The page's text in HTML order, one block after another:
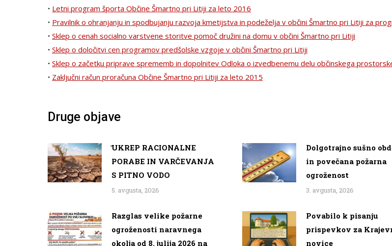
• Letni program športa Občine Šmartno pri Litiji za leto 2016
• Pravilnik o ohranjanju in spodbujanju razvoja kmetijstva in podeželja v občini Šmartno pri Litiji za
• Sklep o cenah socialno varstvene storitve pomoč družini na domu v občini Šmartno pri Litiji
• Sklep o določitvi cen programov predšolske vzgoje v občini Šmartno pri Litiji
• Sklep o začetku priprave sprememb in dopolnitev Odloka o izvedbenemu delu občinskega
• Zaključni račun proračuna Občine Šmartno pri Litiji za leto 2015
Druge objave
̌UKREP RACIONALNE
PORABE IN VARČEVANJA
S PITNO VODO
5. avgusta, 2026
Dolgotrajno sušno
in povečana požarna
ogroženost
3. avgusta, 2026
Razglas velike požarne
ogroženosti naravnega
okolja od 8. julija 2026 na
Povabilo k pisanju
prispevkov za
novice